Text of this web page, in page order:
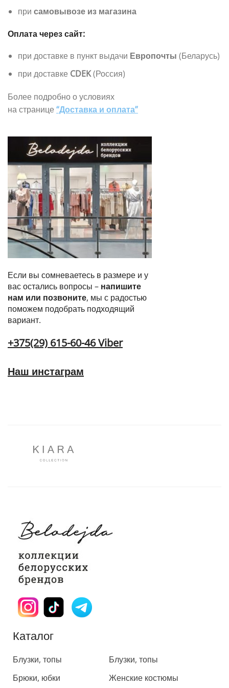
при самовывозе из магазина
Оплата через сайт:
при доставке в пункт выдачи Европочты (Беларусь)
при доставке CDEK(Россия)
Более подробно о условиях
на странице “Доставка и оплата”
Если вы сомневаетесь в размере и у
вас остались вопросы – напишите
нам или позвоните, мы с радостью
поможем подобрать подходящий
вариант.
+375(29) 615-60-46 Viber
Наш инстаграм
Каталог
Блузки, топы
Брюки, юбки
Блузки, топы
Женские костюмы